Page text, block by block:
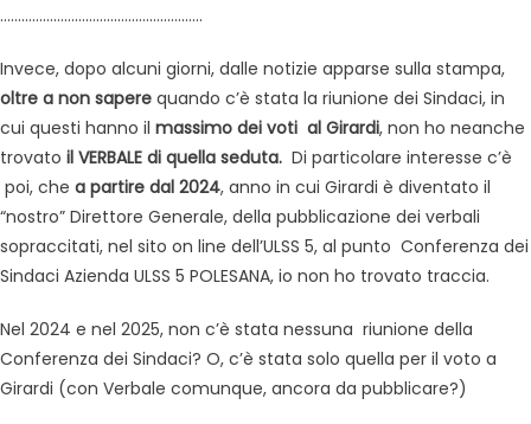
…………………………………………………
Invece, dopo alcuni giorni, dalle notizie apparse sulla stampa,
oltre a non sapere quando c’è stata la riunione dei Sindaci, in
cui questi hanno il massimo dei voti al Girardi, non ho neanche
trovato il VERBALE di quella seduta. Di particolare interesse c’è
poi, che a partire dal 2024, anno in cui Girardi è diventato il
“nostro” Direttore Generale, della pubblicazione dei verbali
sopraccitati, nel sito on line dell’ULSS 5, al punto Conferenza dei
Sindaci Azienda ULSS 5 POLESANA, io non ho trovato traccia.
Nel 2024 e nel 2025, non c’è stata nessuna riunione della
Conferenza dei Sindaci? O, c’è stata solo quella per il voto a
Girardi (con Verbale comunque, ancora da pubblicare?)